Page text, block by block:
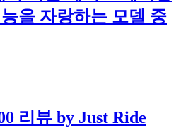
을 자랑하는 모델 중
리뷰 by Just Ride